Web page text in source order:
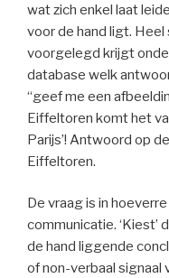
wat zich enkel laat
voor de hand ligt. Heel
voorgelegd krijgt
database welk
“geef me een
Eiffeltoren komt het
Parijs’! Antwoord op
Eiffeltoren.
De vraag is in
communicatie.
de hand liggende
of non-verbaal signaal